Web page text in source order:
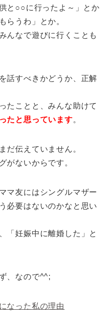
と○○に行ったよ～」とか
らうわ」とか。
んなで遊びに行くことも
話すべきかどうか、正解
たことと、みんな助けて
たと思っています。
だ伝えていません。
がないからです。
マ友にはシングルマザー
必要はないのかなと思い
「妊娠中に離婚した」と
、なので^^;
なった私の理由